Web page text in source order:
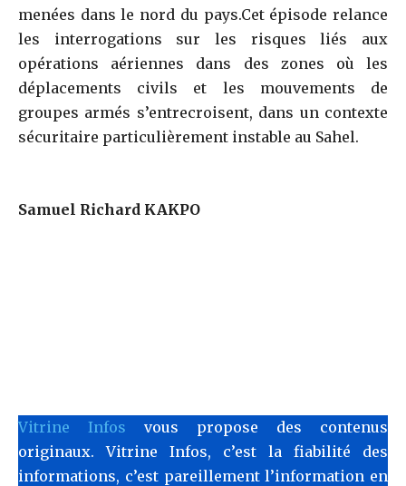
menées dans le nord du pays.Cet épisode relance
les interrogations sur les risques liés aux
opérations aériennes dans des zones où les
déplacements civils et les mouvements de
groupes armés s’entrecroisent, dans un contexte
sécuritaire particulièrement instable au Sahel.
Samuel Richard KAKPO
Vitrine Infos vous propose des contenus
originaux. Vitrine Infos, c’est la fiabilité des
informations, c’est pareillement l’information en